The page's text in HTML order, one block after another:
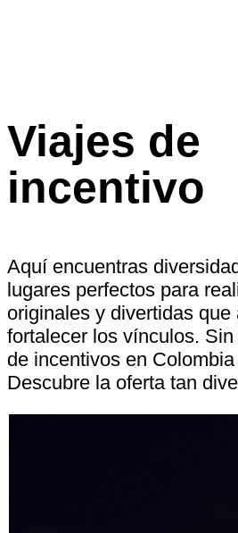
Viajes de
incentivo
Aquí encuentras
lugares perfectos para
originales y divertidas que
fortalecer los vínculos.
de incentivos en
Descubre la oferta tan